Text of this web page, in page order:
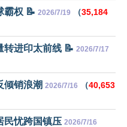
霸权 📝 2026/7/19 （35,184
进印太前线 📝 2026/7/17
倾销浪潮 2026/7/16 （40,653
忧跨国镇压 2026/7/16